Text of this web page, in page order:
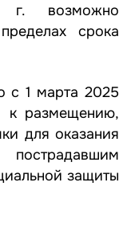
г. возможно
срока
с 1 марта 2025
к размещению,
для оказания
защиты